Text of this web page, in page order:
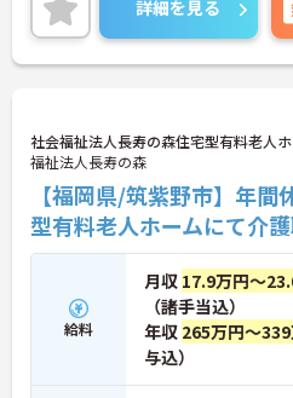
最寄駅より徒歩圏内にくわえて、マ
能と通勤も便利です♪
ご興味がある方は是非一度マイナ
詳細を見る
社会福祉法人長寿の森住宅型有料老人
福祉法人長寿の森
【福岡県/筑紫野市】年
型有料老人ホームにて介
給料
月収 17.9万円～
（諸手当込）
年収 265万円～
与込）